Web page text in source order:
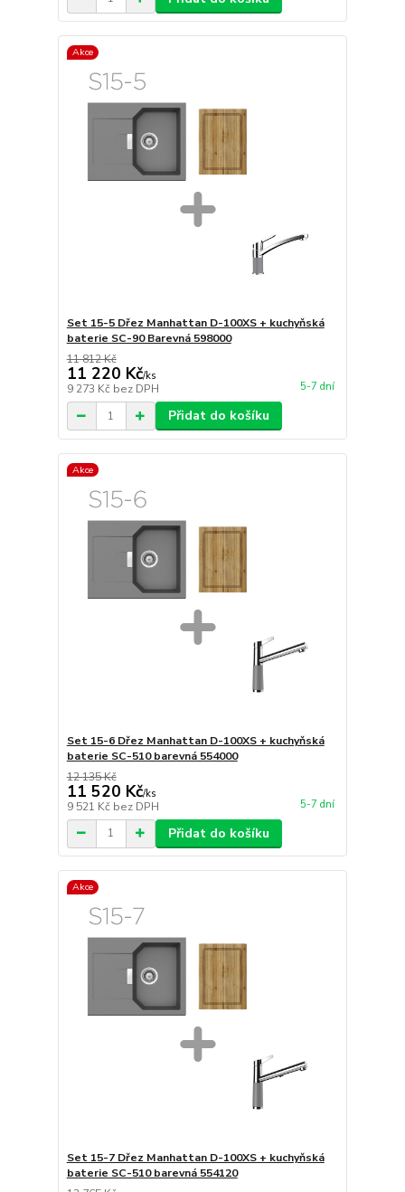
Akce
Set 15-5 Dřez Manhattan D-100XS + kuchyňská
baterie SC-90 Barevná 598000
11 812 Kč
11 220 Kč/ks
9 273 Kč bez DPH 5-7 dní
Přidat do košíku
Akce
Set 15-6 Dřez Manhattan D-100XS + kuchyňská
baterie SC-510 barevná 554000
12 135 Kč
11 520 Kč/ks
9 521 Kč bez DPH 5-7 dní
Přidat do košíku
Akce
Set 15-7 Dřez Manhattan D-100XS + kuchyňská
baterie SC-510 barevná 554120